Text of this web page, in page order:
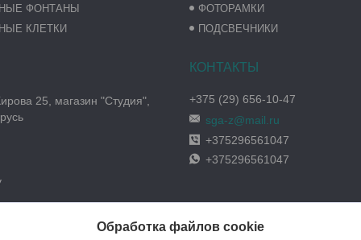
ФОНТАНЫ
КЛЕТКИ
ФОТОРАМКИ
ПОДСВЕЧНИКИ
25, магазин "Студия",
+375 (29) 656-10-47
sga-z@mail.ru
+375296561047
+375296561047
Обработка файлов cookie